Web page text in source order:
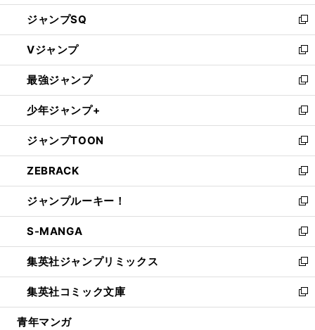
し
い
ウ
ィ
ン
ド
ウ
で
開
く
ジャンプSQ
新
し
い
ウ
ィ
ン
ド
ウ
で
開
く
Vジャンプ
新
し
い
ウ
ィ
ン
ド
ウ
で
開
く
最強ジャンプ
新
し
い
ウ
ィ
ン
ド
ウ
で
開
く
少年ジャンプ+
新
し
い
ウ
ィ
ン
ド
ウ
で
開
く
ジャンプTOON
新
し
い
ウ
ィ
ン
ド
ウ
で
開
く
ZEBRACK
新
し
い
ウ
ィ
ン
ド
ウ
で
開
ジャンプルーキー！
新
し
い
ウ
ィ
ン
ド
ウ
S-MANGA
新
し
い
ウ
ィ
ン
集英社ジャンプリミックス
新
し
い
ウ
集英社コミック文庫
新
し
青年マンガ